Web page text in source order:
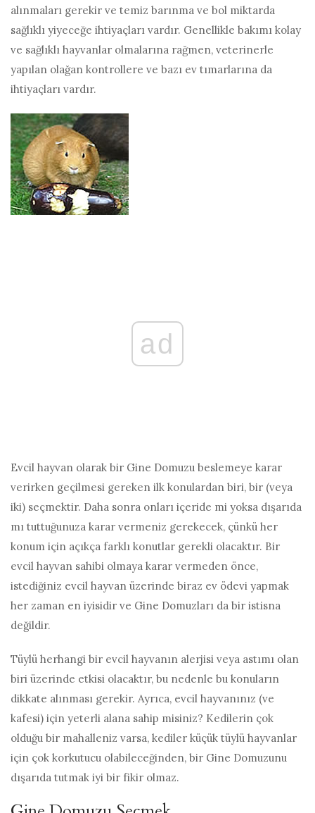
alınmaları gerekir ve temiz barınma ve bol miktarda
sağlıklı yiyeceğe ihtiyaçları vardır. Genellikle bakımı kolay
ve sağlıklı hayvanlar olmalarına rağmen, veterinerle
yapılan olağan kontrollere ve bazı ev tımarlarına da
ihtiyaçları vardır.
ad
Evcil hayvan olarak bir Gine Domuzu beslemeye karar
verirken geçilmesi gereken ilk konulardan biri, bir (veya
iki) seçmektir. Daha sonra onları içeride mi yoksa dışarıda
mı tuttuğunuza karar vermeniz gerekecek, çünkü her
konum için açıkça farklı konutlar gerekli olacaktır. Bir
evcil hayvan sahibi olmaya karar vermeden önce,
istediğiniz evcil hayvan üzerinde biraz ev ödevi yapmak
her zaman en iyisidir ve Gine Domuzları da bir istisna
değildir.
Tüylü herhangi bir evcil hayvanın alerjisi veya astımı olan
biri üzerinde etkisi olacaktır, bu nedenle bu konuların
dikkate alınması gerekir. Ayrıca, evcil hayvanınız (ve
kafesi) için yeterli alana sahip misiniz? Kedilerin çok
olduğu bir mahalleniz varsa, kediler küçük tüylü hayvanlar
için çok korkutucu olabileceğinden, bir Gine Domuzunu
dışarıda tutmak iyi bir fikir olmaz.